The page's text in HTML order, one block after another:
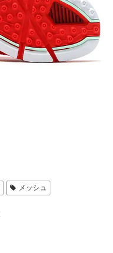
メッシュ